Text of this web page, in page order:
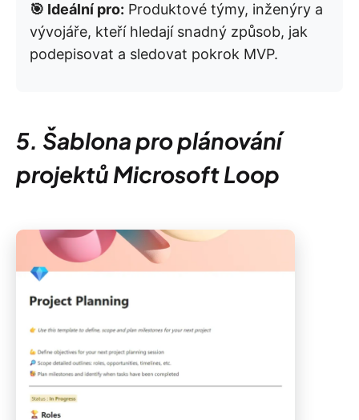
🎯 Ideální pro: Produktové týmy, inženýry a
vývojáře, kteří hledají snadný způsob, jak
podepisovat a sledovat pokrok MVP.
5. Šablona pro plánování
projektů Microsoft Loop